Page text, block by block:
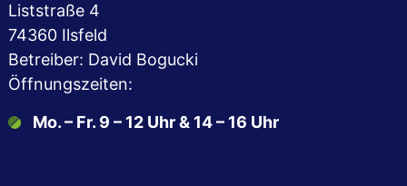
Liststraße 4
74360 Ilsfeld
Betreiber: David Bogucki
Öffnungszeiten:
Mo. – Fr. 9 – 12 Uhr & 14 – 16 Uhr